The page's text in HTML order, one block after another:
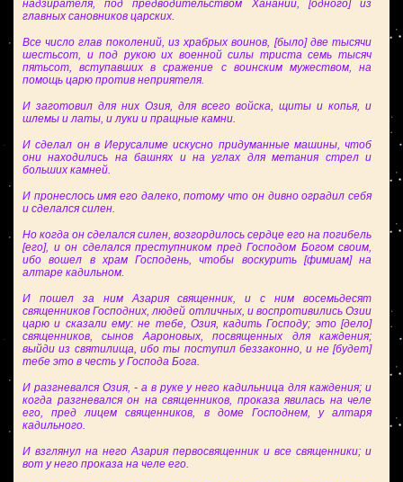
надзирателя, под предводительством Ханании, [одного] из
главных сановников царских.
Все число глав поколений, из храбрых воинов, [было] две тысячи
шестьсот, и под рукою их военной силы триста семь тысяч
пятьсот, вступавших в сражение с воинским мужеством, на
помощь царю против неприятеля.
И заготовил для них Озия, для всего войска, щиты и копья, и
шлемы и латы, и луки и пращные камни.
И сделал он в Иерусалиме искусно придуманные машины, чтоб
они находились на башнях и на углах для метания стрел и
больших камней.
И пронеслось имя его далеко, потому что он дивно оградил себя
и сделался силен.
Но когда он сделался силен, возгордилось сердце его на погибель
[его], и он сделался преступником пред Господом Богом своим,
ибо вошел в храм Господень, чтобы воскурить [фимиам] на
алтаре кадильном.
И пошел за ним Азария священник, и с ним восемьдесят
священников Господних, людей отличных, и воспротивились Озии
царю и сказали ему: не тебе, Озия, кадить Господу; это [дело]
священников, сынов Аароновых, посвященных для каждения;
выйди из святилища, ибо ты поступил беззаконно, и не [будет]
тебе это в честь у Господа Бога.
И разгневался Озия, - а в руке у него кадильница для каждения; и
когда разгневался он на священников, проказа явилась на челе
его, пред лицем священников, в доме Господнем, у алтаря
кадильного.
И взглянул на него Азария первосвященник и все священники; и
вот у него проказа на челе его.